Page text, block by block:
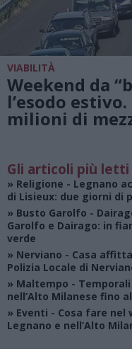
VIABILITÀ
Weekend da
l’esodo
milioni di
Gli articoli più letti
» Religione - Legnano
di Lisieux: due giorni di
» Busto Garolfo -
Garolfo e Dairago: in
verde
» Nerviano - Casa
Polizia Locale di
» Maltempo -
nell’Alto Milanese fino
» Eventi - Cosa fare nel
Legnano e nell’Alto